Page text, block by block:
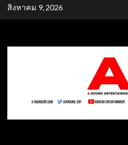
Skipสิงหาคม 9, 2026